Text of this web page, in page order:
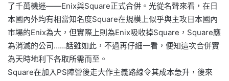
了千萬機迷——Enix與Square正式合併。光從名聲來看，在日
本國內外均有相當知名度Square在規模上似乎與主攻日本國內
市場的Enix為大，但實際上則為Enix吸收掉Square，Square應
為消滅的公司……話雖如此，不過再仔細一看，便知這次合併實
為天時地利下各取所需而至。
Square在加入PS陣營後走大作主義路線令其成本急升，後來